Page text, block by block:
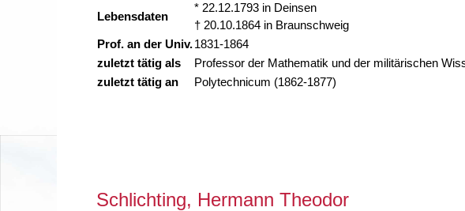
Lebensdaten
* 22.12.1793 in Deinsen
† 20.10.1864 in Braunschweig
Prof. an der Univ.1831-1864
zuletzt tätig als
Professor der Mathematik und der militärischen
zuletzt tätig an
Polytechnicum (1862-1877)
Schlichting, Hermann Theodor